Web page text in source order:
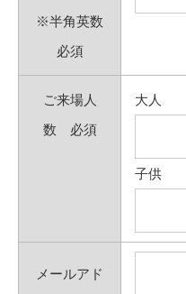
※半角英数
必須
ご来場人
数 必須
大人
子供
メールアド